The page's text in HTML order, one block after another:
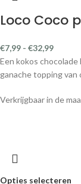
Loco Coco
€7,99 - €32,99
Een kokos
ganache topping
Verkrijgbaar in de
Opties selecteren